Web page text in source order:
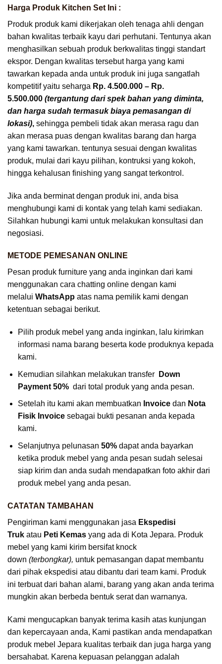
Harga Produk Kitchen Set Ini :
Produk produk kami dikerjakan oleh tenaga ahli dengan
bahan kwalitas terbaik kayu dari perhutani. Tentunya akan
menghasilkan sebuah produk berkwalitas tinggi standart
ekspor. Dengan kwalitas tersebut harga yang kami
tawarkan kepada anda untuk produk ini juga sangatlah
kompetitif yaitu seharga Rp. 4.500.000 – Rp.
5.500.000 (tergantung dari spek bahan yang diminta,
dan harga sudah termasuk biaya pemasangan di
lokasi), sehingga pembeli tidak akan merasa ragu dan
akan merasa puas dengan kwalitas barang dan harga
yang kami tawarkan. tentunya sesuai dengan kwalitas
produk, mulai dari kayu pilihan, kontruksi yang kokoh,
hingga kehalusan finishing yang sangat terkontrol.
Jika anda berminat dengan produk ini, anda bisa
menghubungi kami di kontak yang telah kami sediakan.
Silahkan hubungi kami untuk melakukan konsultasi dan
negosiasi.
METODE PEMESANAN ONLINE
Pesan produk furniture yang anda inginkan dari kami
menggunakan cara chatting online dengan kami
melalui WhatsApp atas nama pemilik kami dengan
ketentuan sebagai berikut.
Pilih produk mebel yang anda inginkan, lalu kirimkan
informasi nama barang beserta kode produknya kepada
kami.
Kemudian silahkan melakukan transfer
Down
Payment 50%dari total produk yang anda pesan.
Setelah itu kami akan membuatkan Invoicedan Nota
Fisik Invoicesebagai bukti pesanan anda kepada
kami.
Selanjutnya pelunasan 50%dapat anda bayarkan
ketika produk mebel yang anda pesan sudah selesai
siap kirim dan anda sudah mendapatkan foto akhir dari
produk mebel yang anda pesan.
CATATAN TAMBAHAN
Pengiriman kami menggunakan jasa Ekspedisi
Truk atau Peti Kemas yang ada di Kota Jepara. Produk
mebel yang kami kirim bersifat knock
down (terbongkar), untuk pemasangan dapat membantu
dari pihak ekspedisi atau dibantu dari team kami. Produk
ini terbuat dari bahan alami, barang yang akan anda terima
mungkin akan berbeda bentuk serat dan warnanya.
Kami mengucapkan banyak terima kasih atas kunjungan
dan kepercayaan anda, Kami pastikan anda mendapatkan
produk mebel Jepara kualitas terbaik dan juga harga yang
bersahabat. Karena kepuasan pelanggan adalah